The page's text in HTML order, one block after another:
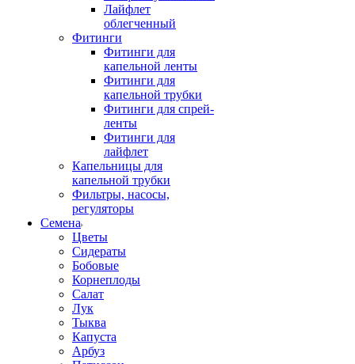
Лайфлет
облегченный
Фитинги
Фитинги для
капельной ленты
Фитинги для
капельной трубки
Фитинги для спрей-
ленты
Фитинги для
лайфлет
Капельницы для
капельной трубки
Фильтры, насосы,
регуляторы
Семена
Цветы
Сидераты
Бобовые
Корнеплоды
Салат
Лук
Тыква
Капуста
Арбуз